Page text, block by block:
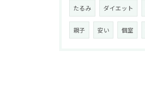
たるみ ダイエット
親子 安い 個室